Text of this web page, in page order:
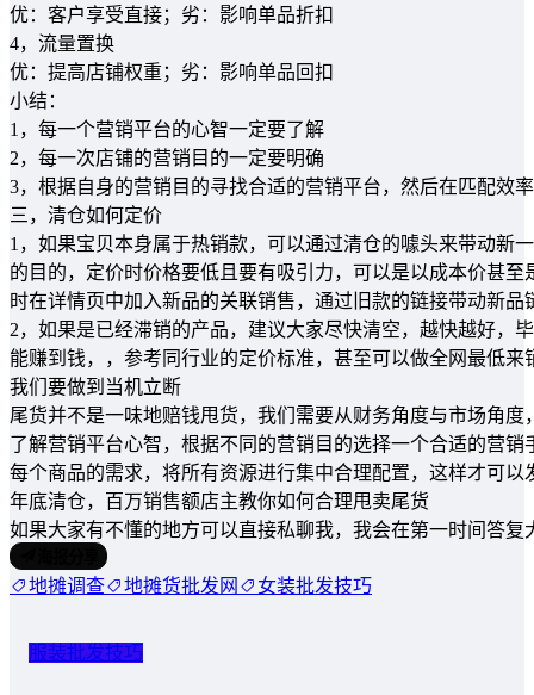
优：客户享受直接；劣：影响单品折扣
4，流量置换
优：提高店铺权重；劣：影响单品回扣
小结：
1，每一个营销平台的心智一定要了解
2，每一次店铺的营销目的一定要明确
3，根据自身的营销目的寻找合适的营销平台，然后在匹配效
三，清仓如何定价
1，如果宝贝本身属于热销款，可以通过清仓的噱头来带动新
的目的，定价时价格要低且要有吸引力，可以是以成本价甚
时在详情页中加入新品的关联销售，通过旧款的链接带动新品
2，如果是已经滞销的产品，建议大家尽快清空，越快越好，
能赚到钱，，参考同行业的定价标准，甚至可以做全网最低
我们要做到当机立断
尾货并不是一味地赔钱甩货，我们需要从财务角度与市场角
了解营销平台心智，根据不同的营销目的选择一个合适的营
每个商品的需求，将所有资源进行集中合理配置，这样才可以
年底清仓，百万销售额店主教你如何合理甩卖尾货
如果大家有不懂的地方可以直接私聊我，我会在第一时间答复
地摊调查 地摊货批发网 女装批发技巧
服装批发技巧